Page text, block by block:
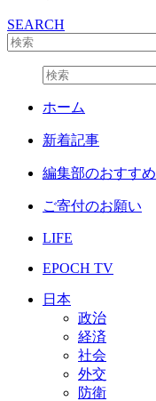
SEARCH
ホーム
新着記事
編集部のおすすめ
ご寄付のお願い
LIFE
EPOCH TV
日本
政治
経済
社会
外交
防衛